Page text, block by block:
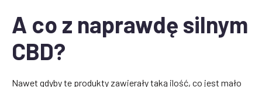
A co z naprawdę silnym
CBD?
Nawet gdyby te produkty zawierały taką ilość, co jest mało